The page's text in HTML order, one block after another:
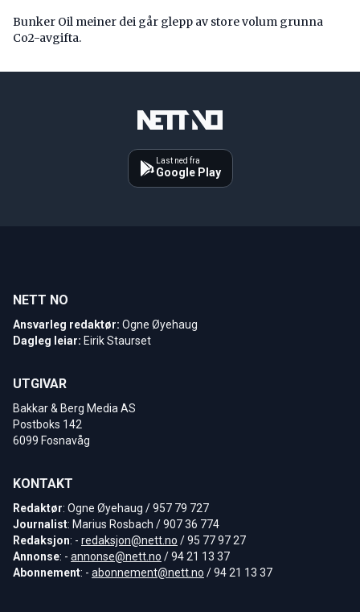
Bunker Oil meiner dei går glepp av store volum grunna
Co2-avgifta.
Last ned fra
Google Play
NETT NO
Ansvarleg redaktør: Ogne Øyehaug
Dagleg leiar: Eirik Staurset
UTGIVAR
Bakkar & Berg Media AS
Postboks 142
6099 Fosnavåg
KONTAKT
Redaktør: Ogne Øyehaug / 957 79 727
Journalist: Marius Rosbach / 907 36 774
Redaksjon: - redaksjon@nett.no / 95 77 97 27
Annonse: - annonse@nett.no / 94 21 13 37
Abonnement: - abonnement@nett.no / 94 21 13 37